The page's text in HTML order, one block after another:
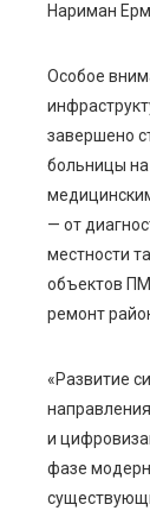
Нариман
Особое
завершено
больницы на
— от
местности
объектов
ремонт
«Развитие
и
фазе